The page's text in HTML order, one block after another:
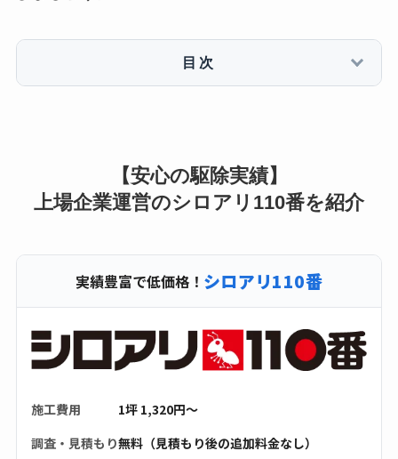
目次
【安心の駆除実績】
上場企業運営のシロアリ110番を紹介
実績豊富で低価格！ シロアリ110番
施工費用
1坪 1,320円〜
調査・見積もり無料（見積もり後の追加料金なし）